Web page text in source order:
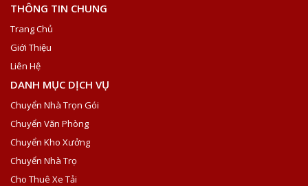
THÔNG TIN CHUNG
Trang Chủ
Giới Thiệu
Liên Hệ
DANH MỤC DỊCH VỤ
Chuyển Nhà Trọn Gói
Chuyển Văn Phòng
Chuyển Kho Xưởng
Chuyển Nhà Trọ
Cho Thuê Xe Tải